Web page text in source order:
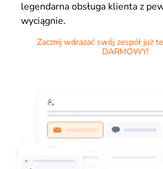
legendarna obsługa klienta z
wyciągnie.
Zacznij wdrażać swój zespół już
DARMOWY!